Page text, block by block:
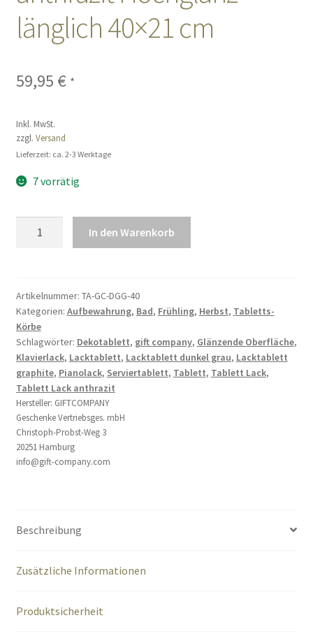
Sales
Vertrag widerrufen
länglich 40×21 cm
59,95 € *
Inkl. MwSt.
zzgl. Versand
Lieferzeit: ca. 2-3 Werktage
7 vorrätig
länglich
40x21
cm
Menge
In den Warenkorb
Artikelnummer: TA-GC-DGG-40
Kategorien: Aufbewahrung, Bad, Frühling, Herbst, Tabletts-
Körbe
Schlagwörter: Dekotablett, gift company, Glänzende Oberfläche,
Klavierlack, Lacktablett, Lacktablett dunkel grau, Lacktablett
graphite, Pianolack, Serviertablett, Tablett, Tablett Lack,
Tablett Lack anthrazit
Hersteller: GIFTCOMPANY
Geschenke Vertriebsges. mbH
Christoph-Probst-Weg 3
20251 Hamburg
info@gift-company.com
Beschreibung
Zusätzliche Informationen
Produktsicherheit